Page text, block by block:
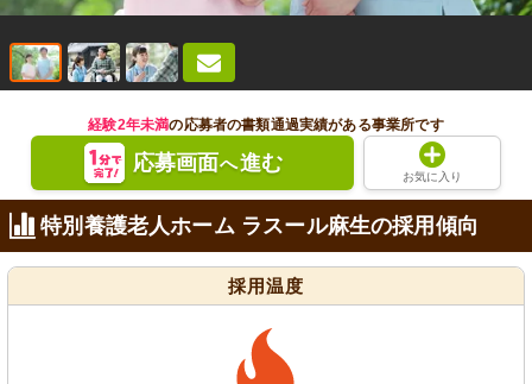
経験2年未満の応募者の書類通過実績がある事業所です
応募画面へ進む
お気に入り
特別養護老人ホーム ラスール麻生の採用傾向
採用温度